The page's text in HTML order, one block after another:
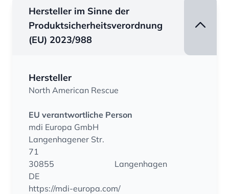
Hersteller im Sinne der
Produktsicherheitsverordnung
(EU) 2023/988
Hersteller
North American Rescue
EU verantwortliche Person
mdi Europa GmbH
Langenhagener Str.
71
30855
Langenhagen
DE
https://mdi-europa.com/